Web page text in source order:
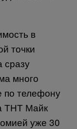
в
точки
сразу
много
по телефону
ТНТ Майк
уже 30